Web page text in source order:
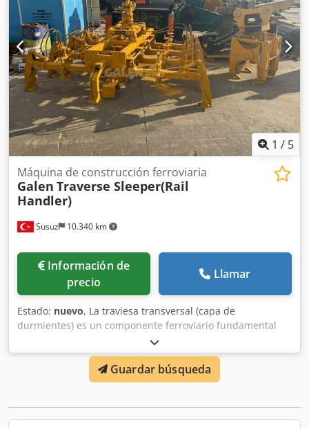
1 / 5
Susuz 10.340 km
Máquina de construcción ferroviaria
Galen Traverse Sleeper(Rail
Handler)
Información de
precio
Llamar
Estado: nuevo, La traviesa transversal (capa de
durmientes) es un componente ferroviario fundamental
que fija los rieles a la anchura correcta, distribuye las
cargas de manera uniforme y garantiza la estabilidad de la
vía. Dkjdpfew Nrxisx AfzerGuardar búsqueda